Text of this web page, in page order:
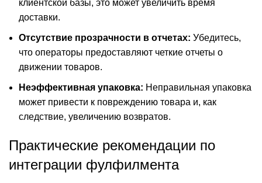
клиентской базы, это может увеличить время
доставки.
Отсутствие прозрачности в отчетах: Убедитесь,
что операторы предоставляют четкие отчеты о
движении товаров.
Неэффективная упаковка: Неправильная упаковка
может привести к повреждению товара и, как
следствие, увеличению возвратов.
Практические рекомендации по
интеграции фулфилмента